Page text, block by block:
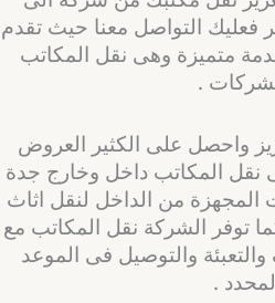
التواصل معنا حيث تقدم
متميزة وهى نقل المكاتب
.
واحصل على الكثير العروض
نقل المكاتب داخل وخارج جدة
من الداخل لنقل اثاث
توفر الشركة نقل المكاتب مع
والتوصيل فى الموعد
.